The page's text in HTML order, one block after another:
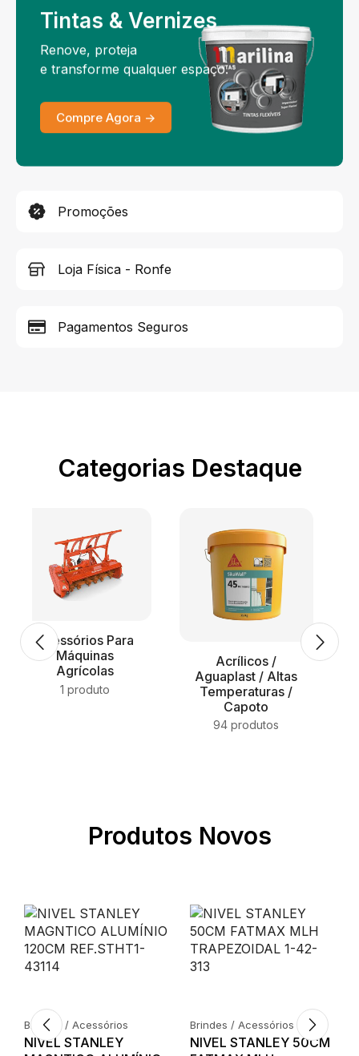
Tintas & Vernizes
Renove, proteja
e transforme qualquer espaço.
Compre Agora ->
Promoções
Loja Física - Ronfe
Pagamentos Seguros
Categorias Destaque
Acessórios Para
Máquinas
Agrícolas
1 produto
Acrílicos /
Aguaplast / Altas
Temperaturas /
Capoto
94 produtos
Produtos Novos
Brindes / Acessórios
NIVEL STANLEY
Brindes / Acessórios
NIVEL STANLEY 50CM